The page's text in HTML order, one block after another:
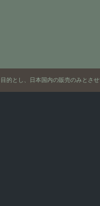
目的とし、日本国内の販売のみと